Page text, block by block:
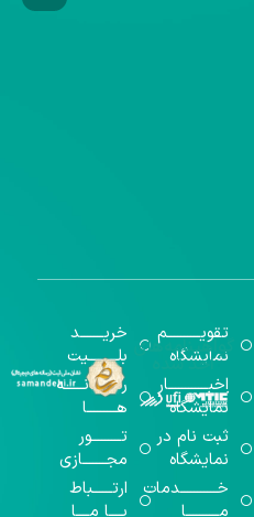
تقویــــــــــم
نمایشگاه
اخبــــــــــــار
نمایشگاه
ثبت نام در
نمایشگاه
خـــــــــــدمات
خریـــــــد
بلـــــــــیت
رســـــانــــــه
هـــــــــا
تـــــــــور
مجـــــــازی
ارتــــــباط
گواهینامه‌های
اخذ شده